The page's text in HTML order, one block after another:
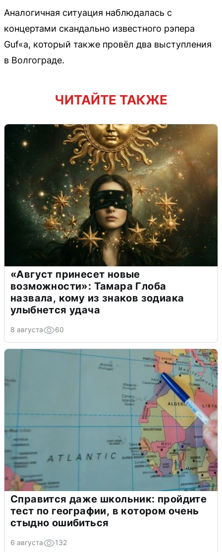
Аналогичная ситуация наблюдалась с
концертами скандально известного рэпера
Guf«а, который также провёл два выступления
в Волгограде.
ЧИТАЙТЕ ТАКЖЕ
«Август принесет новые
возможности»: Тамара Глоба
назвала, кому из знаков зодиака
улыбнется удача
8 августа 60
Справится даже школьник: пройдите
тест по географии, в котором очень
стыдно ошибиться
6 августа 132